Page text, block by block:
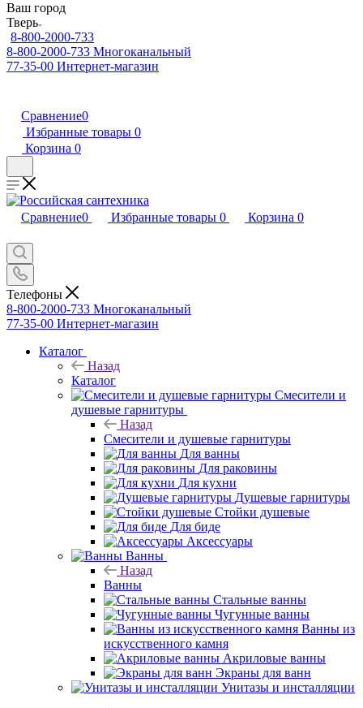
Ваш город
Тверь
8-800-2000-733
8-800-2000-733 Многоканальный
77-35-00 Интернет-магазин
Сравнение0
Избранные товары 0
Корзина 0
Сравнение0 Избранные товары 0 Корзина 0
Телефоны
8-800-2000-733 Многоканальный
77-35-00 Интернет-магазин
Каталог
Назад
Каталог
Смесители и
душевые гарнитуры
Назад
Смесители и душевые гарнитуры
Для ванны
Для раковины
Для кухни
Душевые гарнитуры
Стойки душевые
Для биде
Аксессуары
Ванны
Назад
Ванны
Стальные ванны
Чугунные ванны
Ванны из
искусственного камня
Акриловые ванны
Экраны для ванн
Унитазы и инсталляции